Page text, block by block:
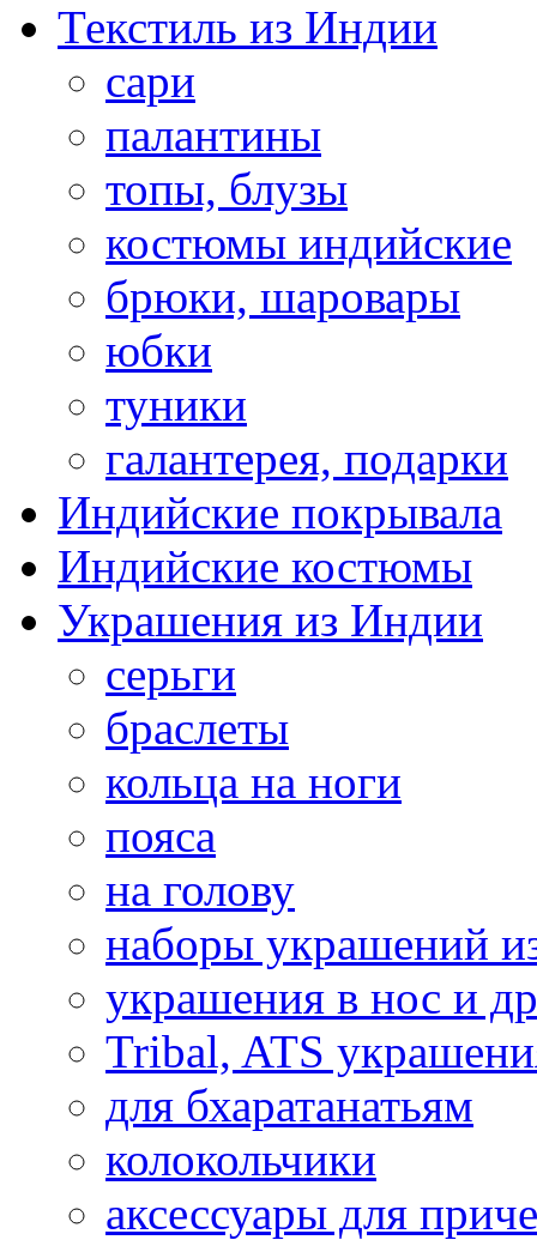
Текстиль из Индии
сари
палантины
топы, блузы
костюмы индийские
брюки, шаровары
юбки
туники
галантерея, подарки
Индийские покрывала
Индийские костюмы
Украшения из Индии
серьги
браслеты
кольца на ноги
пояса
на голову
наборы украшений
украшения в нос и
Tribal, ATS
для бхаратанатьям
колокольчики
аксессуары для